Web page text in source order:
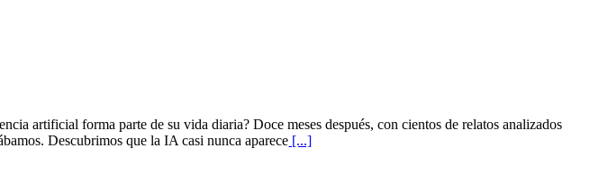
artificial forma parte de su vida diaria? Doce meses después, con cientos de relatos analizados
Descubrimos que la IA casi nunca aparece [...]